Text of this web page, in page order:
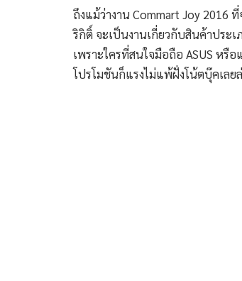
ถึงแม้ว่างาน Commart Joy
ริกิติ์ จะเป็นงานเกี่ยวกับสินค้าประ
เพราะใครที่สนใจมือถือ ASUS หรื
โปรโมชันก็แรงไม่แพ้ฝั่งโน้ตบุ๊คเลย